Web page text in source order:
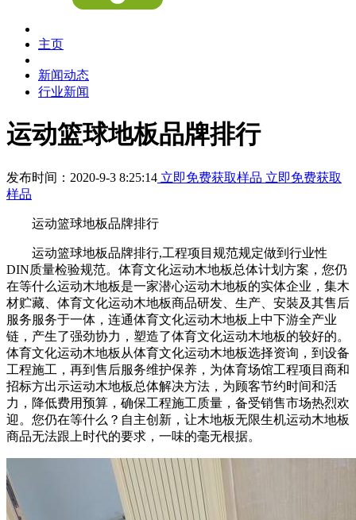
主页
新闻动态
行业新闻
运动篮球地板品牌排行
发布时间：2020-9-3 8:25:14 立即免费获取样品 立即免费获取
样品
运动篮球地板品牌排行
运动篮球地板品牌排行,工程项目规范规定做到行业性
DIN质量检验规范。体育文化运动木地板总体计划方案，您仍
在等什么运动木地板是一家潜心运动木地板的实体企业，集木
材贮藏、体育文化运动木地板商品研发、生产、安裝及其售后
服务服务于一体，连通体育文化运动木地板上中下游全产业
链，产生了强劲协力，塑造了体育文化运动木地板的较好的。
体育文化运动木地板从体育文化运动木地板选择资询，到设备
工程施工，再到售后服务维护保养，为体育场馆工程项目商和
招标方出示运动木地板总体解决方法，为顾客节约时间和活
力，降低费用预算，确保工程施工质量，备受销售市场热烈欢
迎。您仍在等什么？自主创新，让木地板无限生机运动木地板
商品无法跟上时代的要求，一味的毫无根据。